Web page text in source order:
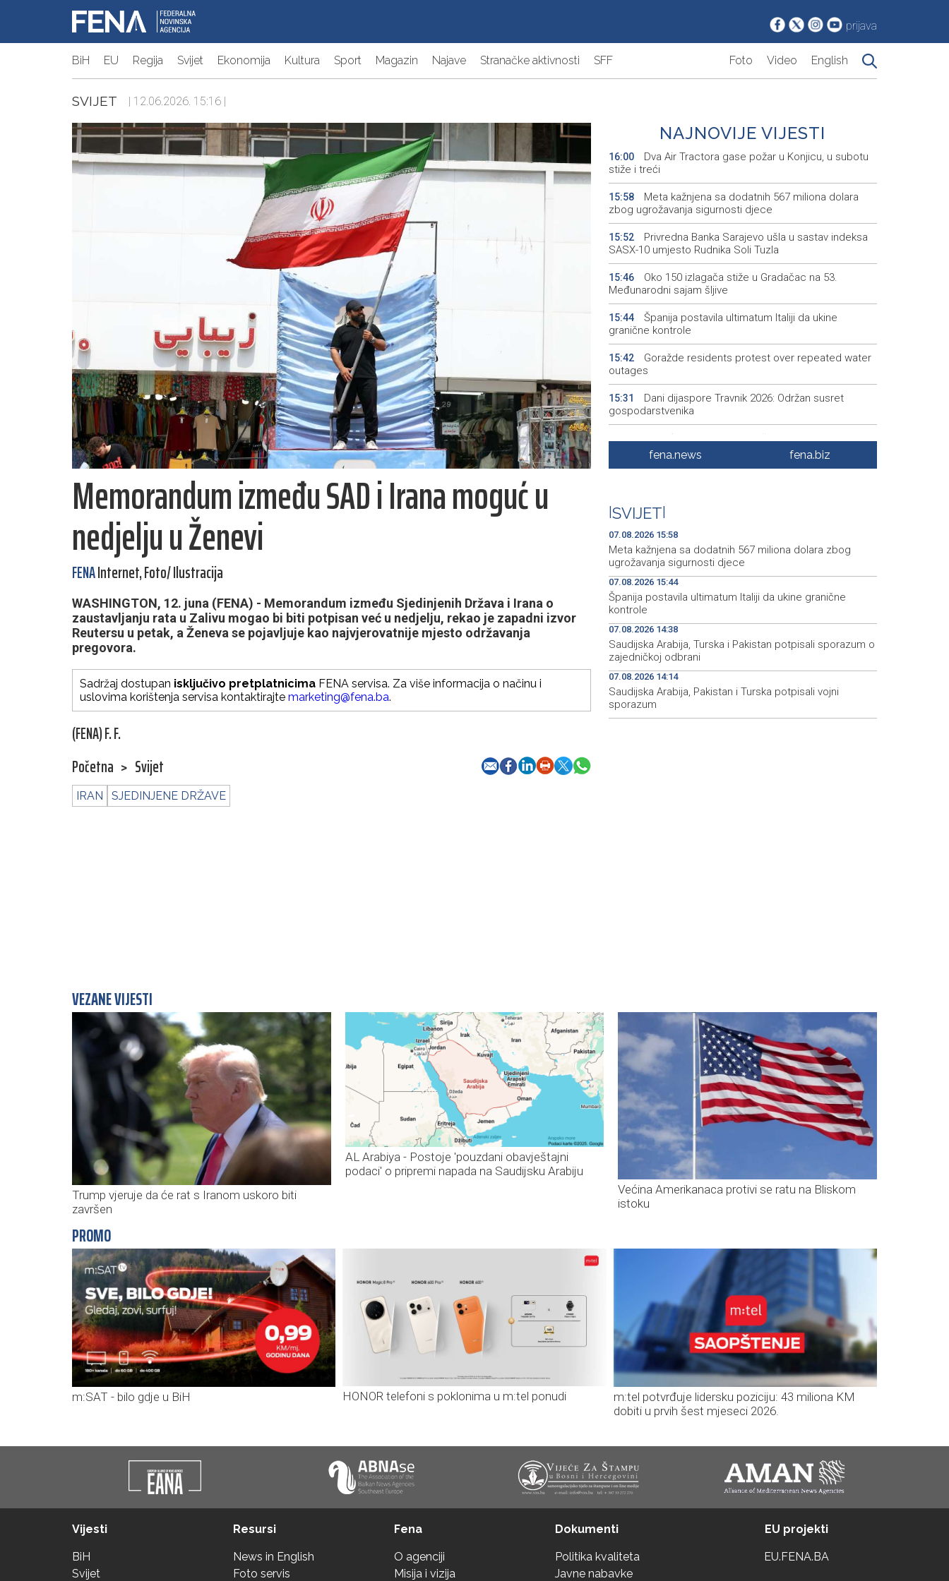
prijava
BiH EU Regija Svijet Ekonomija Kultura Sport Magazin Najave Stranačke aktivnosti SFF Foto Video English
SVIJET | 12.06.2026. 15:16 |
Memorandum između SAD i Irana moguć u
nedjelju u Ženevi
FENAInternet, Foto/ Ilustracija
WASHINGTON, 12. juna (FENA) - Memorandum između Sjedinjenih Država i Irana o
zaustavljanju rata u Zalivu mogao bi biti potpisan već u nedjelju, rekao je zapadni izvor
Reutersu u petak, a Ženeva se pojavljuje kao najvjerovatnije mjesto održavanja
pregovora.
Sadržaj dostupan isključivo pretplatnicima FENA servisa. Za više informacija o načinu i
uslovima korištenja servisa kontaktirajte marketing@fena.ba.
(FENA) F. F.
Početna > Svijet
IRAN SJEDINJENE DRŽAVE
NAJNOVIJE VIJESTI
16:00
Dva Air Tractora gase požar u Konjicu, u subotu
stiže i treći
15:58
Meta kažnjena sa dodatnih 567 miliona dolara
zbog ugrožavanja sigurnosti djece
15:52
Privredna Banka Sarajevo ušla u sastav indeksa
SASX-10 umjesto Rudnika Soli Tuzla
15:46
Oko 150 izlagača stiže u Gradačac na 53.
Međunarodni sajam šljive
15:44
Španija postavila ultimatum Italiji da ukine
granične kontrole
15:42
Goražde residents protest over repeated water
outages
15:31
Dani dijaspore Travnik 2026: Održan susret
gospodarstvenika
Priopćenje za javnost Naše stranke Mostar
Na Sarajevskoj berzi sedmični promet 993.831
15:19 U Cazinu otvorena izložba 50 plakata bh. filmova
fena.news fena.biz
SVIJET
07.08.2026 15:58
Meta kažnjena sa dodatnih 567 miliona dolara zbog
ugrožavanja sigurnosti djece
07.08.2026 15:44
Španija postavila ultimatum Italiji da ukine granične
kontrole
07.08.2026 14:38
Saudijska Arabija, Turska i Pakistan potpisali sporazum o
zajedničkoj odbrani
07.08.2026 14:14
Saudijska Arabija, Pakistan i Turska potpisali vojni
sporazum
VEZANE VIJESTI
Trump vjeruje da će rat s Iranom uskoro biti
završen
AL Arabiya - Postoje 'pouzdani obavještajni
podaci' o pripremi napada na Saudijsku Arabiju
Većina Amerikanaca protivi se ratu na Bliskom
istoku
PROMO
m:SAT - bilo gdje u BiH HONOR telefoni s poklonima u m:tel ponudi
m:tel potvrđuje lidersku poziciju: 43 miliona KM
dobiti u prvih šest mjeseci 2026.
Vijesti
BiH
Svijet
Resursi
News in English
Foto servis
Fena
O agenciji
Misija i vizija
Dokumenti
Politika kvaliteta
Javne nabavke
EU projekti
EU.FENA.BA